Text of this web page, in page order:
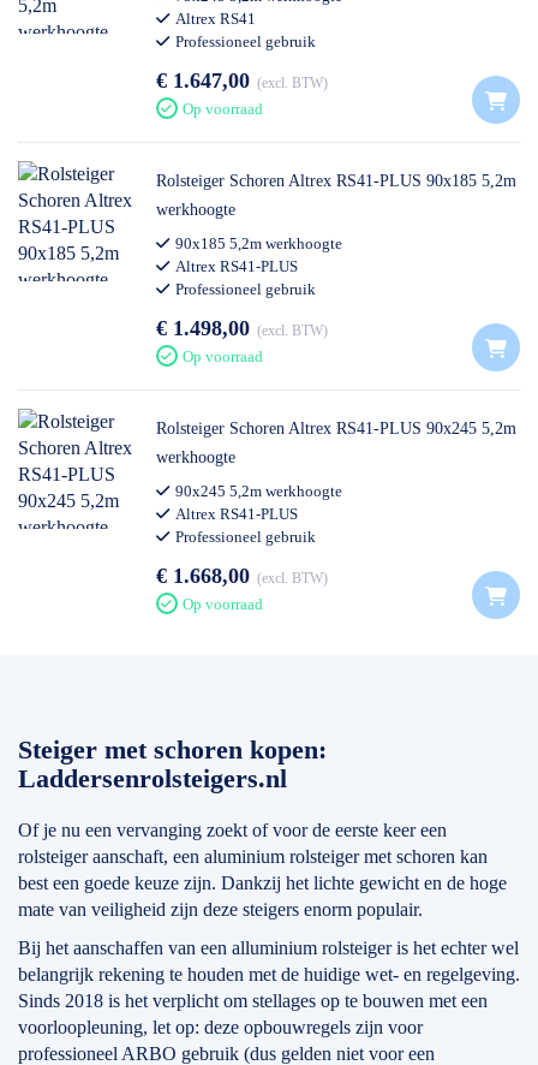
Altrex RS41
Professioneel gebruik
€ 1.647,00 excl. BTW
Op voorraad
Rolsteiger Schoren Altrex RS41-PLUS 90x185 5,2m
werkhoogte
90x185 5,2m werkhoogte
Altrex RS41-PLUS
Professioneel gebruik
€ 1.498,00 excl. BTW
Op voorraad
Rolsteiger Schoren Altrex RS41-PLUS 90x245 5,2m
werkhoogte
90x245 5,2m werkhoogte
Altrex RS41-PLUS
Professioneel gebruik
€ 1.668,00 excl. BTW
Op voorraad
Steiger met schoren kopen:
Laddersenrolsteigers.nl
Of je nu een vervanging zoekt of voor de eerste keer een
rolsteiger aanschaft, een aluminium rolsteiger met schoren kan
best een goede keuze zijn. Dankzij het lichte gewicht en de hoge
mate van veiligheid zijn deze steigers enorm populair.
Bij het aanschaffen van een alluminium rolsteiger is het echter wel
belangrijk rekening te houden met de huidige wet- en regelgeving.
Sinds 2018 is het verplicht om stellages op te bouwen met een
voorloopleuning, let op: deze opbouwregels zijn voor
professioneel ARBO gebruik (dus gelden niet voor een